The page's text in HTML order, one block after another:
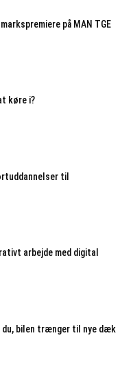
på MAN TGE
køre i?
til
arbejde med digital
du, bilen trænger til nye dæk